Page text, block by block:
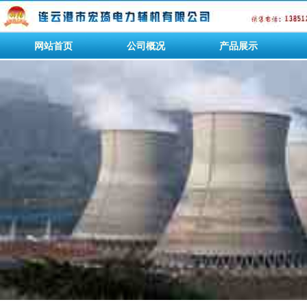
网站首页 公司概况 产品展示